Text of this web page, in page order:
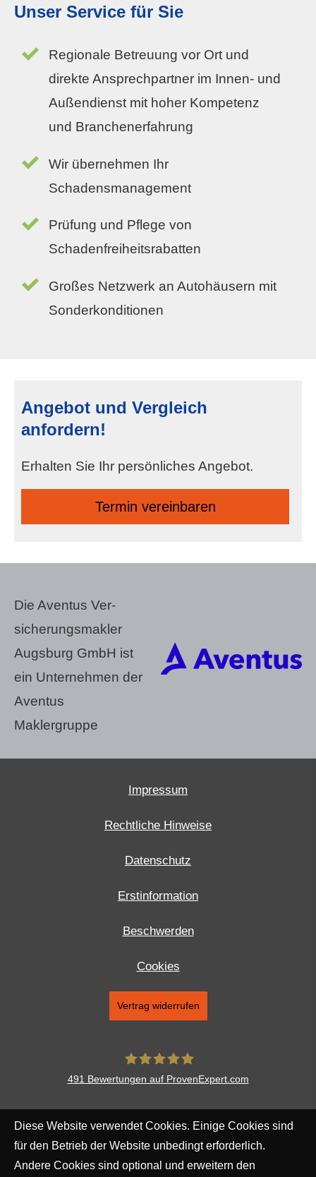
Unser Service für Sie
Regionale Betreuung vor Ort und
direkte Ansprechpartner im Innen- und
Außendienst mit hoher Kompetenz
und Branchenerfahrung
Wir übernehmen Ihr
Schadensmanagement
Prüfung und Pflege von
Schadenfreiheitsrabatten
Großes Netzwerk an Autohäusern mit
Sonderkonditionen
Angebot und Vergleich
anfordern!
Erhalten Sie Ihr persönliches Angebot.
Termin ver­ein­baren
Die Aventus Ver­
sicherungs­makler
Augsburg GmbH ist
ein Unternehmen der
Aventus
Maklergruppe
Impressum
Rechtliche Hinweise
Datenschutz
Erstinformation
Beschwerden
Cookies
Vertrag widerrufen
Augsburg AG
491 Bewertungen auf ProvenExpert.com
Diese Website verwendet Cookies. Einige Cookies sind
für den Betrieb der Website unbedingt erforderlich.
Andere Cookies sind optional und erweitern den